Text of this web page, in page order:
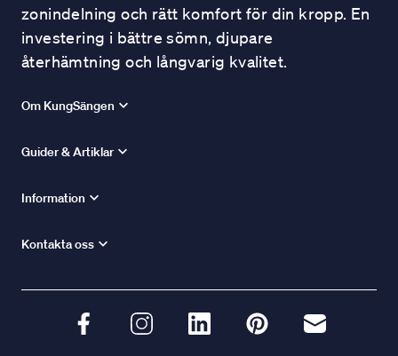
zonindelning och rätt komfort för din kropp. En
investering i bättre sömn, djupare
återhämtning och långvarig kvalitet.
Om KungSängen
Guider & Artiklar
Information
Kontakta oss